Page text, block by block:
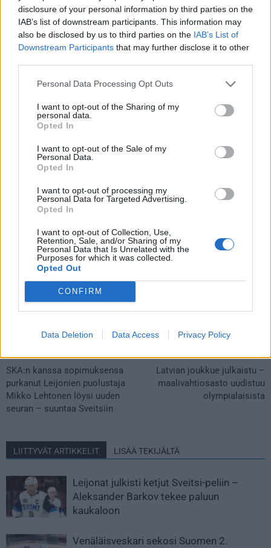
disclosure of your personal information by third parties on the
IAB’s list of downstream participants. This information may
also be disclosed by us to third parties on the IAB’s List of
Downstream Participants that may further disclose it to other
Personal Data Processing Opt Outs
I want to opt-out of the Sharing of my
personal data.
Opted In
I want to opt-out of the Sale of my
Personal Data.
Opted In
I want to opt-out of processing my
Personal Data for Targeted Advertising.
Opted In
I want to opt-out of Collection, Use,
Retention, Sale, and/or Sharing of my
Personal Data that Is Unrelated with the
Purposes for which it was collected.
Opted Out
CONFIRM
Data Deletion Data Access Privacy Policy
Mathias Bromé, Örebro HK
Jos video ei näy laitteellasi voit katsoa sen suoraan
SKA:n kanssa sopimuksensa
purkanut Leijonien puolustaja
Mikko Lehtonen löysi uuden
seuran – suuntaa Sveitsiin
Latvian joukkue julkaistu –
maalivahtiosasto uudistuu
olympialaisista
LIITTYVÄT ARTIKKELIT LISÄÄ TEKIJÄLTÄ
Leijonat julkisti ketjut Sveitsi-peliin –
Aleksander Barkov tekee paluun
kaukaloon
Venäläisveskari sekosi Suomen 2.